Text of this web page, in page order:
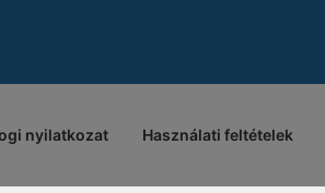
nyilatkozat Használati feltételek